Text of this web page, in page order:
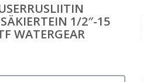
1/2″-15
WATERGEAR